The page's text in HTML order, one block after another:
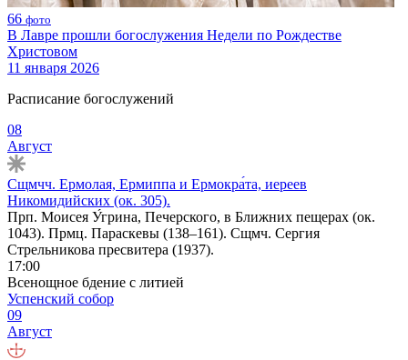
66 фото
В Лавре прошли богослужения Недели по Рождестве
Христовом
11 января 2026
Расписание богослужений
08
Август
Сщмчч. Ермолая, Ермиппа и Ермокра́та, иереев
Никомидийских (ок. 305).
Прп. Моисея У́грина, Печерского, в Ближних пещерах (ок.
1043). Прмц. Параскевы (138–161). Сщмч. Сергия
Стрельникова пресвитера (1937).
17:00
Всенощное бдение с литией
Успенский собор
09
Август